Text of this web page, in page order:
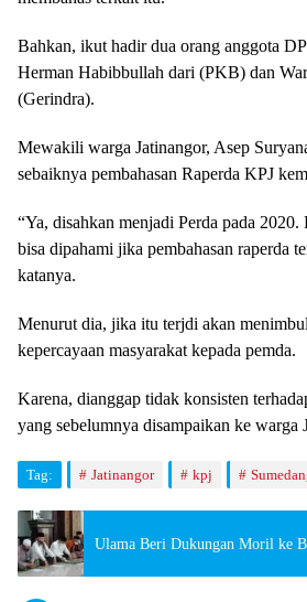
Bahkan, ikut hadir dua orang anggota
Herman Habibbullah dari (PKB) dan
(Gerindra).
Mewakili warga Jatinangor, Asep
sebaiknya pembahasan Raperda KPJ
“Ya, disahkan menjadi Perda pada
bisa dipahami jika pembahasan raperda
katanya.
Menurut dia, jika itu terjdi akan
kepercayaan masyarakat kepada pemda.
Karena, dianggap tidak konsisten
yang sebelumnya disampaikan ke warga
Tag: Jatinangor kpj
Ulama Beri Dukungan Moril ke